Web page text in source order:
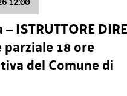
ISTRUTTORE
parziale 18 ore
del Comune di